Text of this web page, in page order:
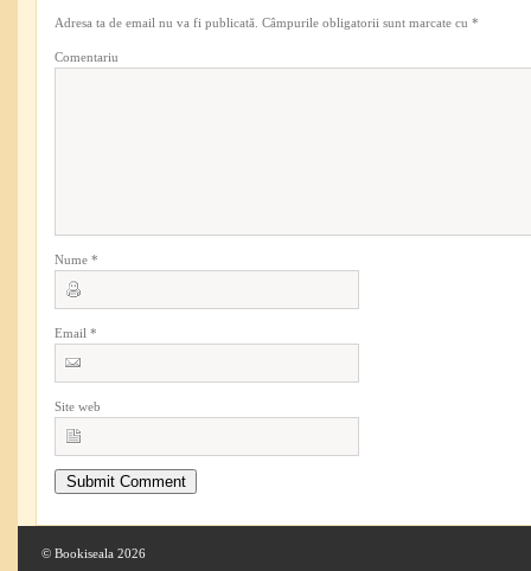
Adresa ta de email nu va fi publicată. Câmpurile obligatorii sunt marcate cu *
Comentariu
Nume *
Email *
Site web
© Bookiseala 2026